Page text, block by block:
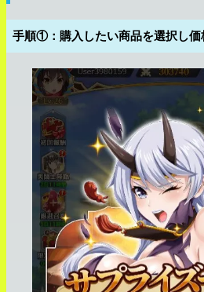
手順①：購入したい商品を選択し価